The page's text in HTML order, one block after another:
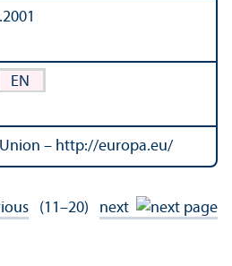
EN
– http://europa.eu/
(11–20) next